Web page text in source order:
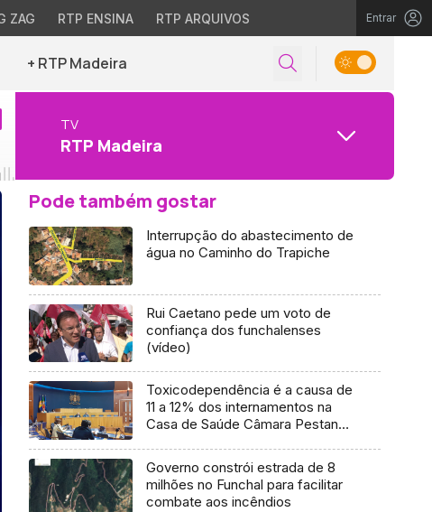
ZAG RTP ENSINA RTP ARQUIVOS Entrar
+ RTP Madeira
TV
RTP Madeira
Pode também gostar
Interrupção do abastecimento de
água no Caminho do Trapiche
Rui Caetano pede um voto de
confiança dos funchalenses
(vídeo)
Toxicodependência é a causa de
11 a 12% dos internamentos na
Casa de Saúde Câmara Pestana
Governo constrói estrada de 8
milhões no Funchal para facilitar
combate aos incêndios